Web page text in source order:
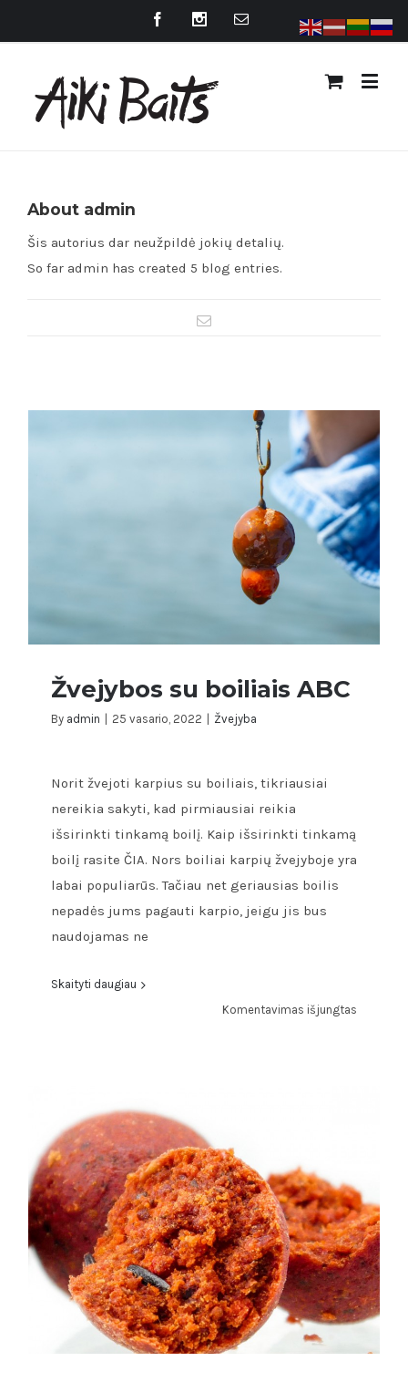
About admin
Šis autorius dar neužpildė jokių detalių.
So far admin has created 5 blog entries.
Žvejybos su boiliais ABC
Žvejybos su boiliais ABC
By admin 25 vasario, 2022 Žvejyba
Norit žvejoti karpius su boiliais, tikriausiai
nereikia sakyti, kad pirmiausiai reikia
išsirinkti tinkamą boilį. Kaip išsirinkti tinkamą
boilį rasite ČIA. Nors boiliai karpių žvejyboje yra
labai populiarūs. Tačiau net geriausias boilis
nepadės jums pagauti karpio, jeigu jis bus
naudojamas ne
Skaityti daugiau
Komentavimas išjungtas